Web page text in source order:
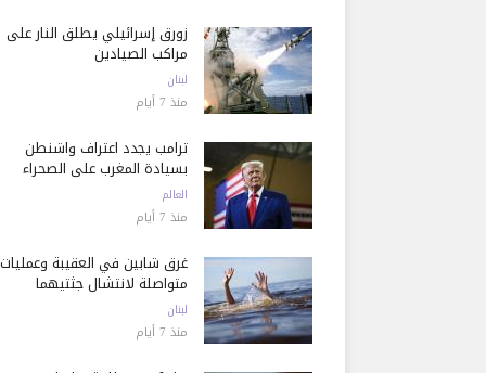
زورق إسرائيلي يطلق النار على
مراكب الصيادين
لبنان
منذ 7 أيام
ترامب يجدد اعتراف واشنطن
بسيادة المغرب على الصحراء
العالم
منذ 7 أيام
غرق شابين في العقيبة وعمليات
متواصلة لانتشال جثتيهما
لبنان
منذ 7 أيام